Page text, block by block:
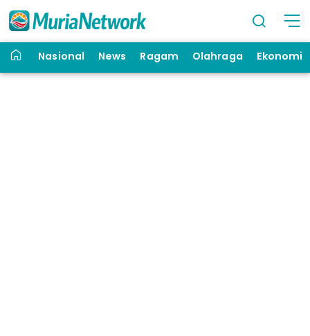
Nasional News Ragam Olahraga Ekonomi